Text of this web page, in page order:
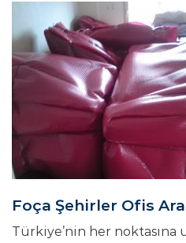
Foça Şehirler Ofis
Türkiye’nin her